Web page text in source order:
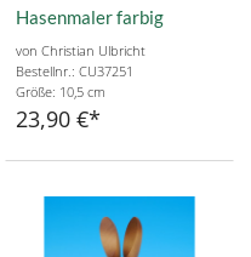
Hasenmaler farbig
von Christian Ulbricht
Bestellnr.: CU37251
Größe: 10,5 cm
23,90 €